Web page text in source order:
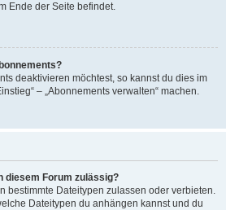
Ende der Seite befindet.
deaktivieren möchtest, so kannst du dies im
– „Abonnements verwalten“ machen.
diesem Forum zulässig?
bestimmte Dateitypen zulassen oder verbieten.
Dateitypen du anhängen kannst und du